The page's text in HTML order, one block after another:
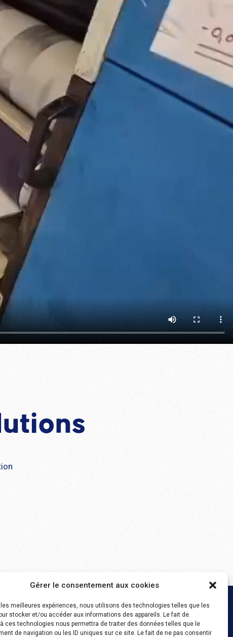
Gérer le consentement aux cookies
les meilleures expériences, nous utilisons des technologies telles que les
stocker et/ou accéder aux informations des appareils. Le fait de
ces technologies nous permettra de traiter des données telles que le
de navigation ou les ID uniques sur ce site. Le fait de ne pas consentir